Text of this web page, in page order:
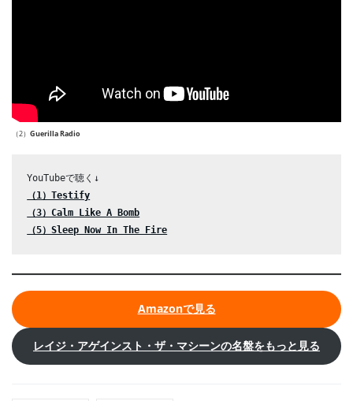
（2） Guerilla Radio
（1）Testify
（3）Calm Like A Bomb
（5）Sleep Now In The Fire
Amazonで見る
レイジ・アゲインスト・ザ・マシーンの名盤をもっと見る